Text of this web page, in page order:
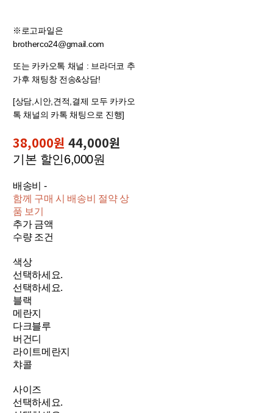
※로고파일은
brotherco24@gmail.com
또는 카카오톡 채널 : 브라더코 추
가후 채팅창 전송&상담!
[상담,시안,견적,결제 모두 카카오
톡 채널의 카톡 채팅으로 진행]
38,000원 44,000원
기본 할인6,000원
배송비 -
함께 구매 시 배송비 절약 상
품 보기
추가 금액
수량 조건
색상
선택하세요.
선택하세요.
블랙
메란지
다크블루
버건디
라이트메란지
챠콜
사이즈
선택하세요.